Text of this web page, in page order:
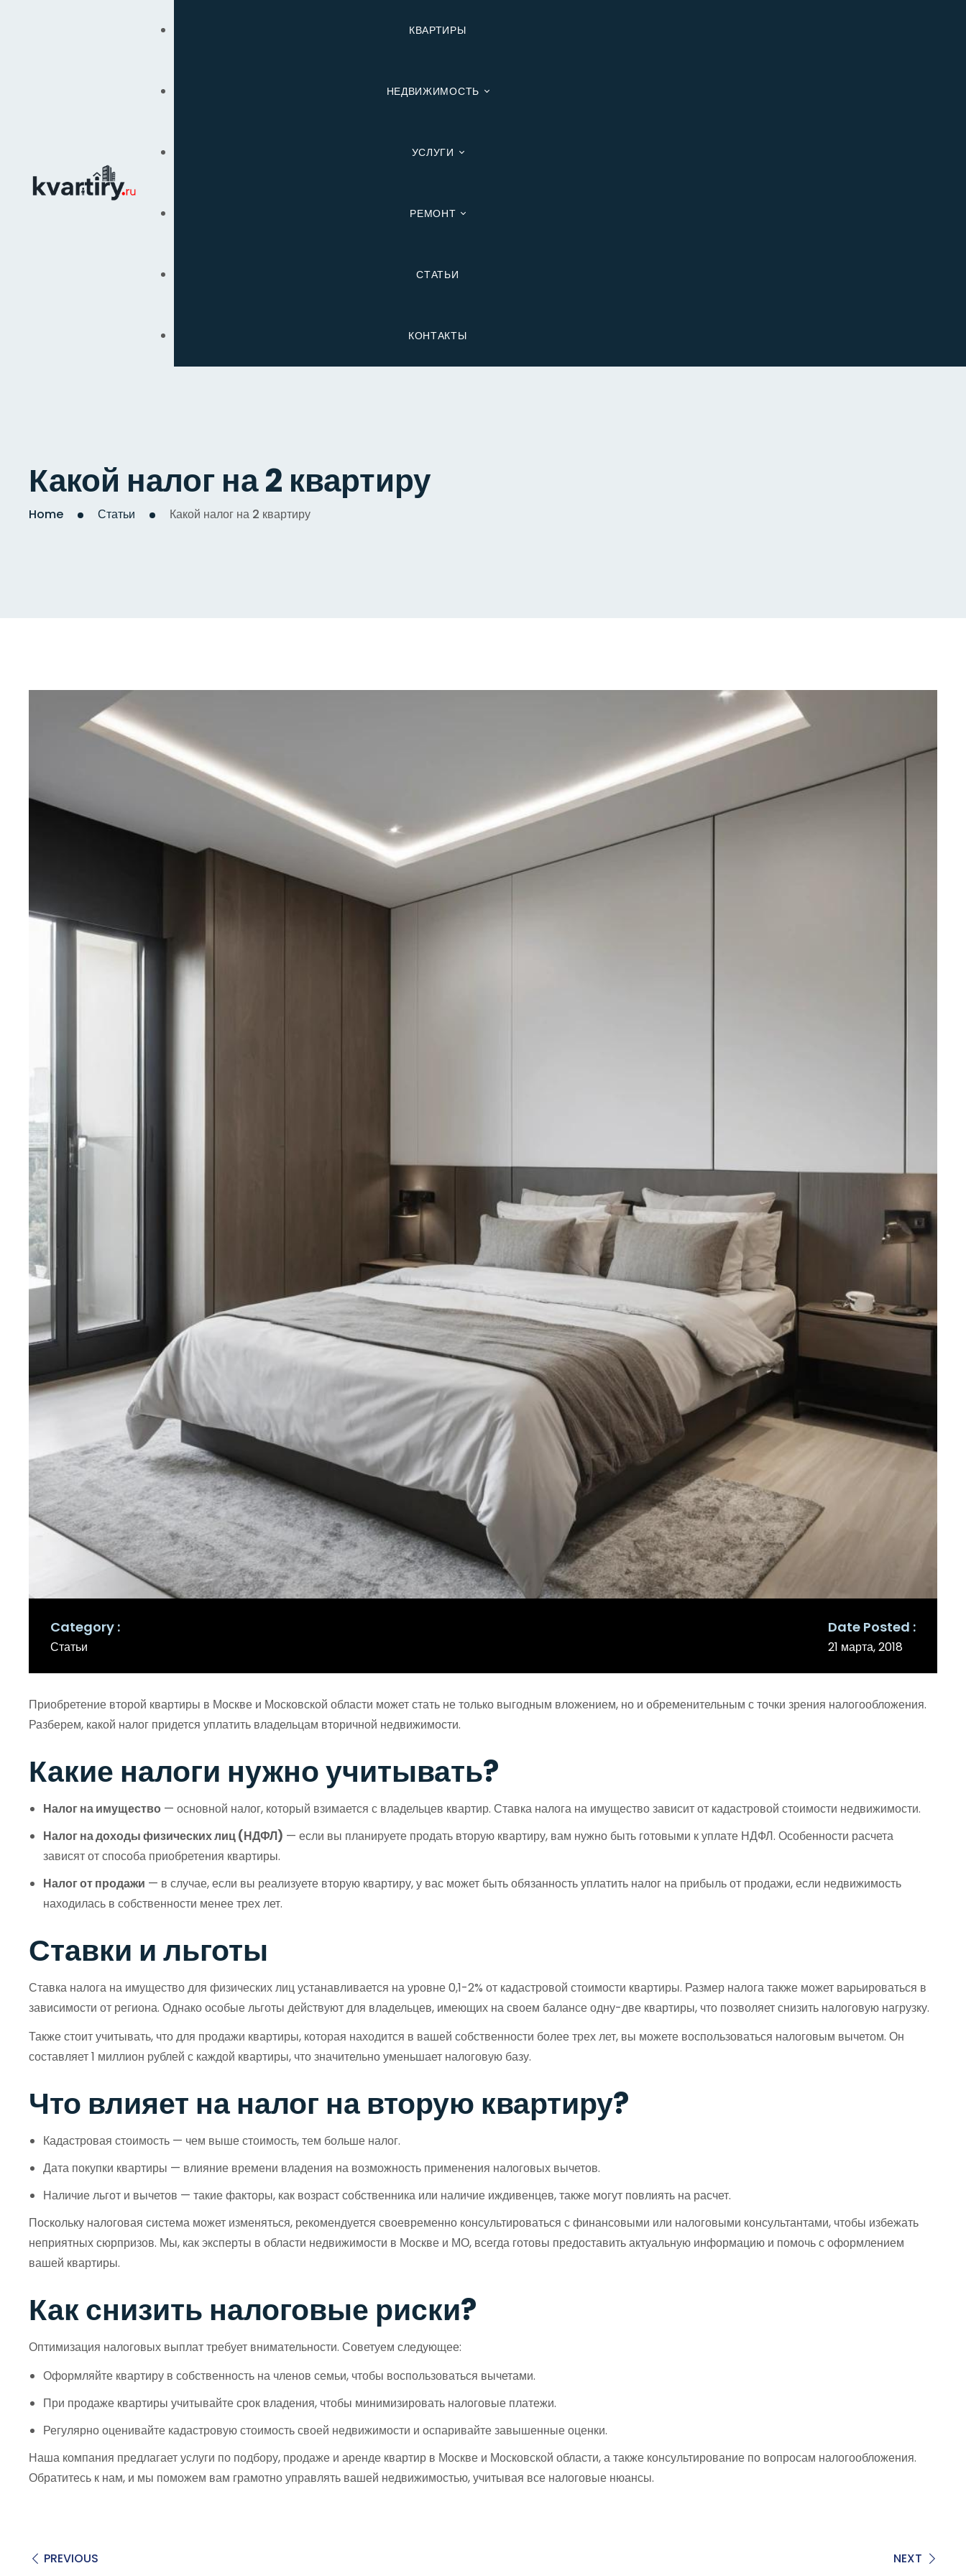
КВАРТИРЫ
НЕДВИЖИМОСТЬ
УСЛУГИ
РЕМОНТ
СТАТЬИ
КОНТАКТЫ
Какой налог на 2 квартиру
Home Статьи Какой налог на 2 квартиру
Category
Статьи
Date Posted
21 марта, 2018
Приобретение второй квартиры в Москве и Московской области может стать не только выгодным вложением, но и обременительным с точки зрения налогообложения.
Разберем, какой налог придется уплатить владельцам вторичной недвижимости.
Какие налоги нужно учитывать?
Налог на имущество — основной налог, который взимается с владельцев квартир. Ставка налога на имущество зависит от кадастровой стоимости недвижимости.
Налог на доходы физических лиц (НДФЛ) — если вы планируете продать вторую квартиру, вам нужно быть готовыми к уплате НДФЛ. Особенности расчета
зависят от способа приобретения квартиры.
Налог от продажи — в случае, если вы реализуете вторую квартиру, у вас может быть обязанность уплатить налог на прибыль от продажи, если недвижимость
находилась в собственности менее трех лет.
Ставки и льготы
Ставка налога на имущество для физических лиц устанавливается на уровне 0,1-2% от кадастровой стоимости квартиры. Размер налога также может варьироваться в
зависимости от региона. Однако особые льготы действуют для владельцев, имеющих на своем балансе одну-две квартиры, что позволяет снизить налоговую нагрузку.
Также стоит учитывать, что для продажи квартиры, которая находится в вашей собственности более трех лет, вы можете воспользоваться налоговым вычетом. Он
составляет 1 миллион рублей с каждой квартиры, что значительно уменьшает налоговую базу.
Что влияет на налог на вторую квартиру?
Кадастровая стоимость — чем выше стоимость, тем больше налог.
Дата покупки квартиры — влияние времени владения на возможность применения налоговых вычетов.
Наличие льгот и вычетов — такие факторы, как возраст собственника или наличие иждивенцев, также могут повлиять на расчет.
Поскольку налоговая система может изменяться, рекомендуется своевременно консультироваться с финансовыми или налоговыми консультантами, чтобы избежать
неприятных сюрпризов. Мы, как эксперты в области недвижимости в Москве и МО, всегда готовы предоставить актуальную информацию и помочь с оформлением
вашей квартиры.
Как снизить налоговые риски?
Оптимизация налоговых выплат требует внимательности. Советуем следующее:
Оформляйте квартиру в собственность на членов семьи, чтобы воспользоваться вычетами.
При продаже квартиры учитывайте срок владения, чтобы минимизировать налоговые платежи.
Регулярно оценивайте кадастровую стоимость своей недвижимости и оспаривайте завышенные оценки.
Наша компания предлагает услуги по подбору, продаже и аренде квартир в Москве и Московской области, а также консультирование по вопросам налогообложения.
Обратитесь к нам, и мы поможем вам грамотно управлять вашей недвижимостью, учитывая все налоговые нюансы.
PREVIOUS NEXT